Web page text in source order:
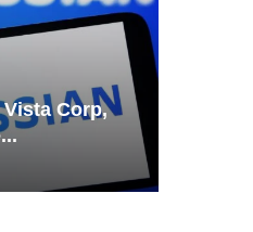
Vista Corp,